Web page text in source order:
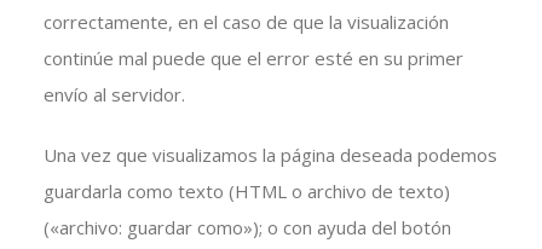
correctamente, en el caso de que la visualización
continúe mal puede que el error esté en su primer
envío al servidor.
Una vez que visualizamos la página deseada podemos
guardarla como texto (HTML o archivo de texto)
(«archivo: guardar como»); o con ayuda del botón